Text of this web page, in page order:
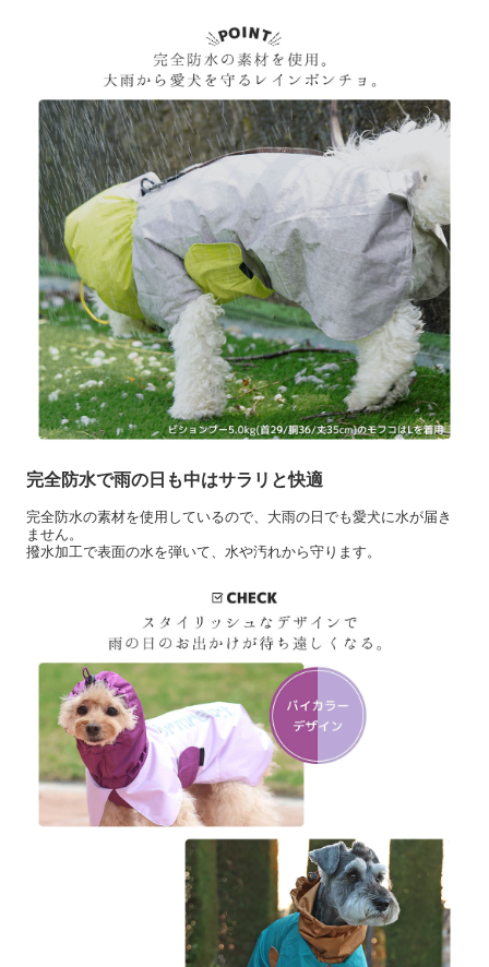
完全防水で雨の日も中はサラリと快適
完全防水の素材を使用しているので、大雨の日でも愛犬に水が届き
ません。
撥水加工で表面の水を弾いて、水や汚れから守ります。